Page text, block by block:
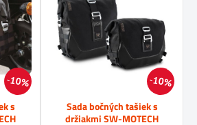
10%
s
10%
Sada bočných tašiek s
držiakmi SW-MOTECH